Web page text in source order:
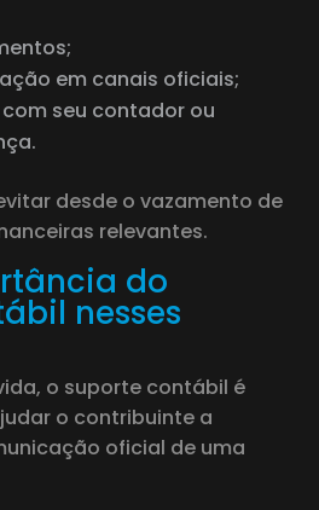
em canais oficiais;
seu contador ou
desde o vazamento de
relevantes.
do
nesses
o suporte contábil é
o contribuinte a
oficial de uma